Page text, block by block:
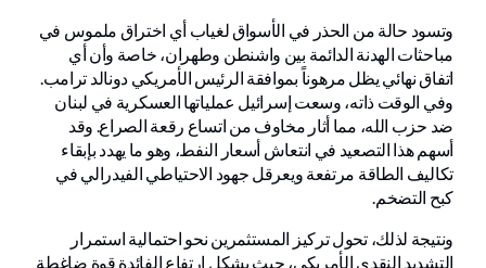
وتسود حالة من الحذر في الأسواق لغياب أي اختراق ملموس في
مباحثات الهدنة الدائمة بين واشنطن وطهران، خاصة وأن أي
اتفاق نهائي يظل مرهوناً بموافقة الرئيس الأمريكي دونالد ترامب.
وفي الوقت ذاته، وسعت إسرائيل عملياتها العسكرية في لبنان
ضد حزب الله، مما أثار مخاوف من اتساع رقعة الصراع. وقد
أسهم هذا التصعيد في انتعاش أسعار النفط، وهو ما يهدد بإبقاء
تكاليف الطاقة مرتفعة ويعرقل جهود الاحتياطي الفيدرالي في
كبح التضخم.
ونتيجة لذلك، تحول تركيز المستثمرين نحو احتمالية استمرار
التشديد النقدي الأمريكي، حيث يشكل ارتفاع الفائدة قوة ضاغطة